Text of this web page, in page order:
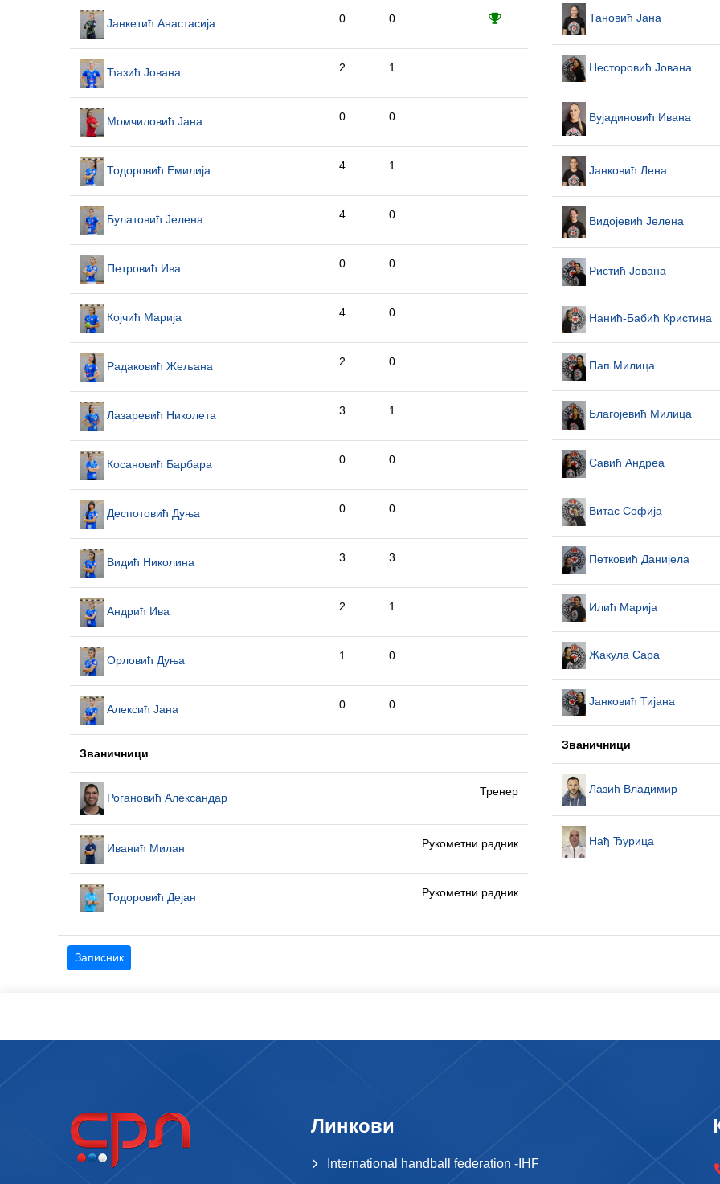
Јанкетић Анастасија 0 0
Ћазић Јована 2 1
Момчиловић Јана 0 0
Тодоровић Емилија 4 1
Булатовић Јелена 4 0
Петровић Ива 0 0
Којчић Марија 4 0
Радаковић Жељана 2 0
Лазаревић Николета 3 1
Косановић Барбара 0 0
Деспотовић Дуња 0 0
Видић Николина 3 3
Андрић Ива 2 1
Орловић Дуња 1 0
Алексић Јана 0 0
Званичници
Рогановић Александар Тренер
Иванић Милан Рукометни радник
Тодоровић Дејан Рукометни радник
Тановић Јана
Несторовић Јована
Вујадиновић Ивана
Јанковић Лена
Видојевић Јелена
Ристић Јована
Нанић-Бабић Кристина
Пап Милица
Благојевић Милица
Савић Андреа
Витас Софија
Петковић Данијела
Илић Марија
Жакула Сара
Јанковић Тијана
Званичници
Лазић Владимир
Нађ Ђурица
Записник
Линкови
International handball federation -IHF